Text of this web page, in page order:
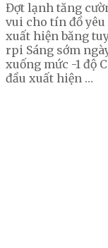
Đợt lạnh tăng
vui cho tín đồ yêu
xuất hiện băng
rpi Sáng sớm
xuống mức -1 độ
đầu xuất hiện …